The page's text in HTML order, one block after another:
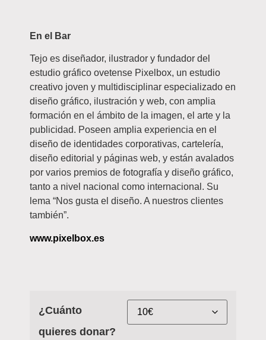
En el Bar
Tejo es diseñador, ilustrador y fundador del
estudio gráfico ovetense Pixelbox, un estudio
creativo joven y multidisciplinar especializado en
diseño gráfico, ilustración y web, con amplia
formación en el ámbito de la imagen, el arte y la
publicidad. Poseen amplia experiencia en el
diseño de identidades corporativas, cartelería,
diseño editorial y páginas web, y están avalados
por varios premios de fotografía y diseño gráfico,
tanto a nivel nacional como internacional. Su
lema “Nos gusta el diseño. A nuestros clientes
también”.
www.pixelbox.es
¿Cuánto
quieres donar?